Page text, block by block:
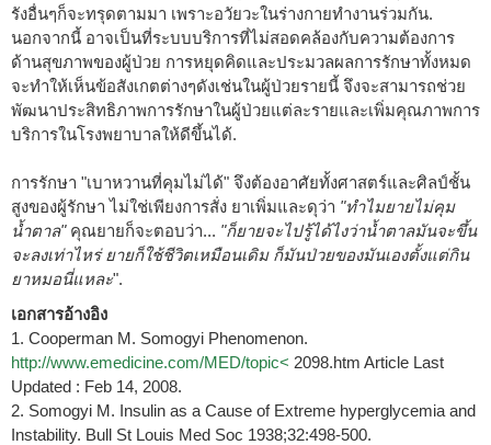
รังอื่นๆก็จะทรุดตามมา เพราะอวัยวะในร่างกายทำงานร่วมกัน.
นอกจากนี้ อาจเป็นที่ระบบบริการที่ไม่สอดคล้องกับความต้องการ
ด้านสุขภาพของผู้ป่วย การหยุดคิดและประมวลผลการรักษาทั้งหมด
จะทำให้เห็นข้อสังเกตต่างๆดังเช่นในผู้ป่วยรายนี้ จึงจะสามารถช่วย
พัฒนาประสิทธิภาพการรักษาในผู้ป่วยแต่ละรายและเพิ่มคุณภาพการ
บริการในโรงพยาบาลให้ดีขึ้นได้.
การรักษา "เบาหวานที่คุมไม่ได้" จึงต้องอาศัยทั้งศาสตร์และศิลป์ชั้น
สูงของผู้รักษา ไม่ใช่เพียงการสั่ง ยาเพิ่มและดุว่า "ทำไมยายไม่คุม
น้ำตาล"คุณยายก็จะตอบว่า... "ก็ยายจะไปรู้ได้ไงว่าน้ำตาลมันจะขึ้น
จะลงเท่าไหร่ ยายก็ใช้ชีวิตเหมือนเดิม ก็มันป่วยของมันเองตั้งแต่กิน
ยาหมอนี่แหละ".
เอกสารอ้างอิง
1. Cooperman M. Somogyi Phenomenon.
http://www.emedicine.com/MED/topic< 2098.htm Article Last
Updated : Feb 14, 2008.
2. Somogyi M. Insulin as a Cause of Extreme hyperglycemia and
Instability. Bull St Louis Med Soc 1938;32:498-500.